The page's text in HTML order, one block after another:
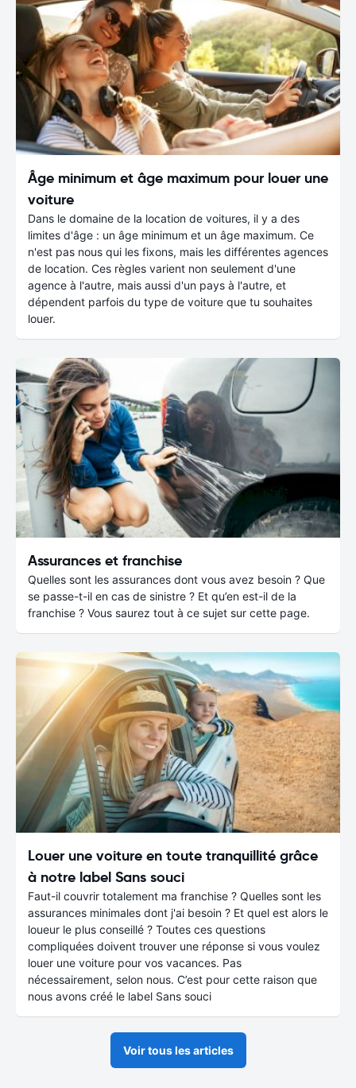
Âge minimum et âge maximum pour louer une
voiture
Dans le domaine de la location de voitures, il y a des
limites d'âge : un âge minimum et un âge maximum. Ce
n'est pas nous qui les fixons, mais les différentes agences
de location. Ces règles varient non seulement d'une
agence à l'autre, mais aussi d'un pays à l'autre, et
dépendent parfois du type de voiture que tu souhaites
louer.
Assurances et franchise
Quelles sont les assurances dont vous avez besoin ? Que
se passe-t-il en cas de sinistre ? Et qu’en est-il de la
franchise ? Vous saurez tout à ce sujet sur cette page.
Louer une voiture en toute tranquillité grâce
à notre label Sans souci
Faut-il couvrir totalement ma franchise ? Quelles sont les
assurances minimales dont j'ai besoin ? Et quel est alors le
loueur le plus conseillé ? Toutes ces questions
compliquées doivent trouver une réponse si vous voulez
louer une voiture pour vos vacances. Pas
nécessairement, selon nous. C’est pour cette raison que
nous avons créé le label Sans souci
Voir tous les articles